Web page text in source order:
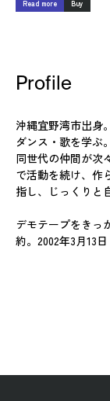
Read more Buy
Profile
沖縄宜野湾市出身
ダンス・歌を学ぶ。
同世代の仲間が次
で活動を続け、作
指し、じっくりと
デモテープをきっ
約。2002年3月13